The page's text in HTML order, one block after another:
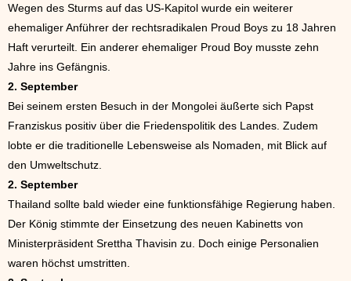
Wegen des Sturms auf das US-Kapitol wurde ein weiterer
ehemaliger Anführer der rechtsradikalen Proud Boys zu 18 Jahren
Haft verurteilt. Ein anderer ehemaliger Proud Boy musste zehn
Jahre ins Gefängnis.
2. September
Bei seinem ersten Besuch in der Mongolei äußerte sich Papst
Franziskus positiv über die Friedenspolitik des Landes. Zudem
lobte er die traditionelle Lebensweise als Nomaden, mit Blick auf
den Umweltschutz.
2. September
Thailand sollte bald wieder eine funktionsfähige Regierung haben.
Der König stimmte der Einsetzung des neuen Kabinetts von
Ministerpräsident Srettha Thavisin zu. Doch einige Personalien
waren höchst umstritten.